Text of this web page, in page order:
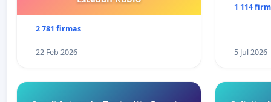
2 781 firmas
22 Feb 2026
1 114
5 Jul 2026